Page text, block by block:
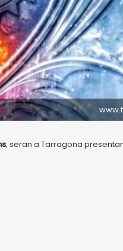
, seran a Tarragona